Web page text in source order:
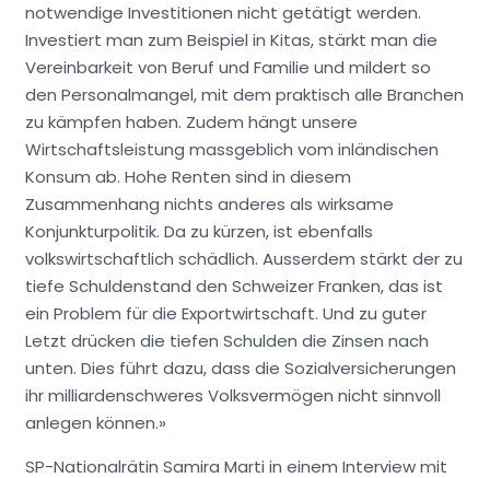
notwendige Investitionen nicht getätigt werden.
Investiert man zum Beispiel in Kitas, stärkt man die
Vereinbarkeit von Beruf und Familie und mildert so
den Personalmangel, mit dem praktisch alle Branchen
zu kämpfen haben. Zudem hängt unsere
Wirtschaftsleistung massgeblich vom inländischen
Konsum ab. Hohe Renten sind in diesem
Zusammenhang nichts anderes als wirksame
Konjunkturpolitik. Da zu kürzen, ist ebenfalls
volkswirtschaftlich schädlich. Ausserdem stärkt der zu
tiefe Schuldenstand den Schweizer Franken, das ist
ein Problem für die Exportwirtschaft. Und zu guter
Letzt drücken die tiefen Schulden die Zinsen nach
unten. Dies führt dazu, dass die Sozialversicherungen
ihr milliardenschweres Volksvermögen nicht sinnvoll
anlegen können.»
SP-Nationalrätin Samira Marti in einem Interview mit